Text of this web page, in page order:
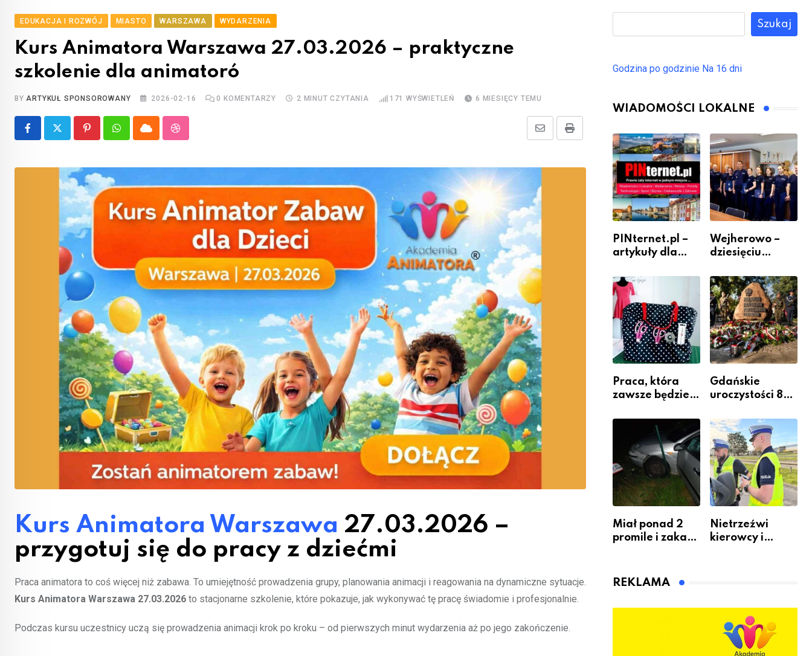
EDUKACJA I ROZWÓJ MIASTO WARSZAWA WYDARZENIA
Kurs Animatora Warszawa 27.03.2026 – praktyczne
szkolenie dla animatoró
BYARTYKUŁ SPONSOROWANY 2026-02-16 0 KOMENTARZY 2 MINUT CZYTANIA 171 WYŚWIETLEŃ 6 MIESIĘCY TEMU
PinterestWhatsappCloud StumbleUpon Print
Share
Email
Kurs Animatora Warszawa 27.03.2026 –
przygotuj się do pracy z dziećmi
Praca animatora to coś więcej niż zabawa. To umiejętność prowadzenia grupy, planowania animacji i reagowania na dynamiczne sytuacje.
Kurs Animatora Warszawa 27.03.2026 to stacjonarne szkolenie, które pokazuje, jak wykonywać tę pracę świadomie i profesjonalnie.
Podczas kursu uczestnicy uczą się prowadzenia animacji krok po kroku – od pierwszych minut wydarzenia aż po jego zakończenie.
Szukaj
Godzina po godzinie Na 16 dni
WIADOMOŚCI LOKALNE
PINternet.pl –
artykuły dla
jako inwestycja
w widoczność
Wejherowo –
dziesięciu
policjantów w
szeregach
Komendy
Powiatowej
Praca, która
zawsze będzie
krawiectwo
zawodem
przyszłości i
gdzie się go
nauczyć?
Gdańskie
uroczystości 82.
wybuchu
Powstania
Warszawskiego
Miał ponad 2
promile i zakaz
kierownicę w
Nietrzeźwi
kierowcy i
REKLAMA